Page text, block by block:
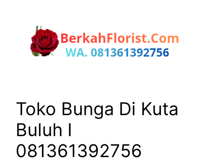
Toko Bunga Di Kuta
Buluh I
081361392756